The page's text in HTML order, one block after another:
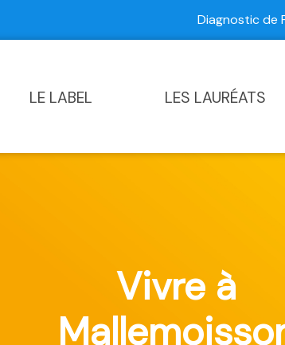
Diagnostic de
LE LABEL LES LAURÉATS
Vivre à